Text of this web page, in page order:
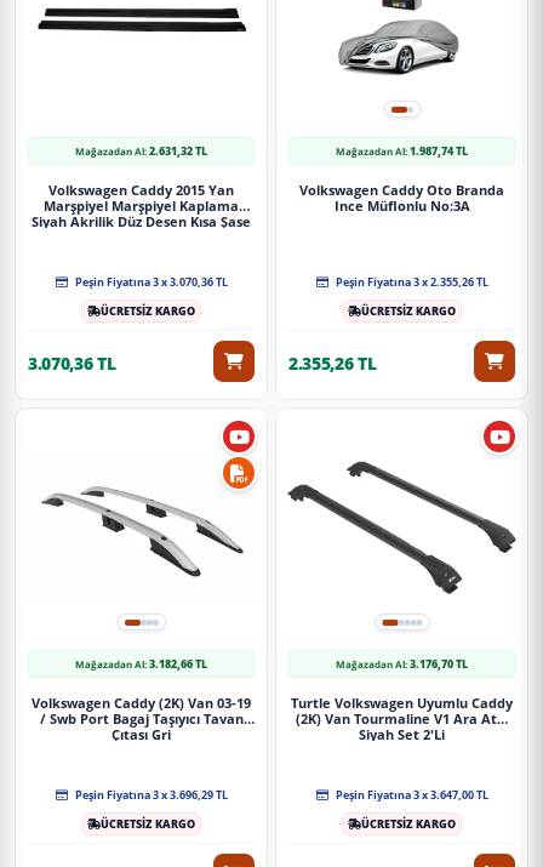
Mağazadan Al:2.631,32 TL
Volkswagen Caddy 2015 Yan
Marşpiyel Marşpiyel Kaplama
Siyah Akrilik Düz Desen Kısa Şase
Peşin Fiyatına 3 x 3.070,36 TL
ÜCRETSİZ KARGO
3.070,36 TL
Mağazadan Al:1.987,74 TL
Volkswagen Caddy Oto Branda
Ince Müflonlu No:3A
Peşin Fiyatına 3 x 2.355,26 TL
ÜCRETSİZ KARGO
2.355,26 TL
Mağazadan Al:3.182,66 TL
Volkswagen Caddy (2K) Van 03-19
/ Swb Port Bagaj Taşıyıcı Tavan
Çıtası Gri
Peşin Fiyatına 3 x 3.696,29 TL
ÜCRETSİZ KARGO
Mağazadan Al:3.176,70 TL
Turtle Volkswagen Uyumlu Caddy
(2K) Van Tourmaline V1 Ara Atkı
Siyah Set 2'Li
Peşin Fiyatına 3 x 3.647,00 TL
ÜCRETSİZ KARGO